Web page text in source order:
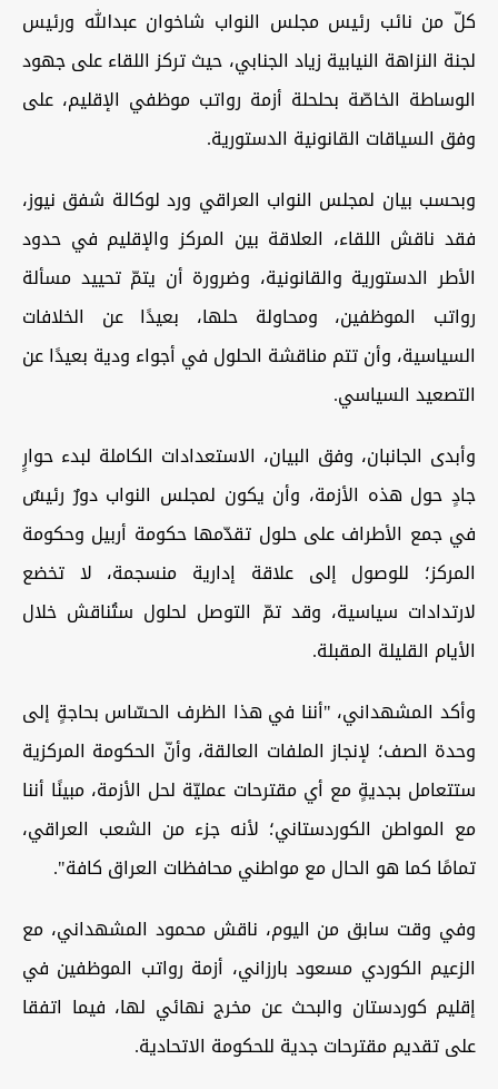
كلّ من نائب رئيس مجلس النواب شاخوان عبدالله ورئيس
لجنة النزاهة النيابية زياد الجنابي، حيث تركز اللقاء على جهود
الوساطة الخاصّة بحلحلة أزمة رواتب موظفي الإقليم، على
وفق السياقات القانونية الدستورية.
وبحسب بيان لمجلس النواب العراقي ورد لوكالة شفق نيوز،
فقد ناقش اللقاء، العلاقة بين المركز والإقليم في حدود
الأطر الدستورية والقانونية، وضرورة أن يتمّ تحييد مسألة
رواتب الموظفين، ومحاولة حلها، بعيدًا عن الخلافات
السياسية، وأن تتم مناقشة الحلول في أجواء ودية بعيدًا عن
التصعيد السياسي.
وأبدى الجانبان، وفق البيان، الاستعدادات الكاملة لبدء حوارٍ
جادٍ حول هذه الأزمة، وأن يكون لمجلس النواب دورٌ رئيسٌ
في جمع الأطراف على حلول تقدّمها حكومة أربيل وحكومة
المركز؛ للوصول إلى علاقة إدارية منسجمة، لا تخضع
لارتدادات سياسية، وقد تمّ التوصل لحلول ستُناقش خلال
الأيام القليلة المقبلة.
وأكد المشهداني، "أننا في هذا الظرف الحسّاس بحاجةٍ إلى
وحدة الصف؛ لإنجاز الملفات العالقة، وأنّ الحكومة المركزية
ستتعامل بجديةٍ مع أي مقترحات عمليّة لحل الأزمة، مبينًا أننا
مع المواطن الكوردستاني؛ لأنه جزء من الشعب العراقي،
تمامًا كما هو الحال مع مواطني محافظات العراق كافة".
وفي وقت سابق من اليوم، ناقش محمود المشهداني، مع
الزعيم الكوردي مسعود بارزاني، أزمة رواتب الموظفين في
إقليم كوردستان والبحث عن مخرج نهائي لها، فيما اتفقا
على تقديم مقترحات جدية للحكومة الاتحادية.